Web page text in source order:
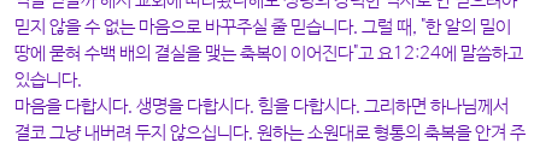
믿지 않을 수 없는 마음으로 바꾸주실 줄 믿습니다. 그럴 때, "한 알의 밀이
땅에 묻혀 수백 배의 결실을 맺는 축복이 이어진다"고 요12:24에 말씀하고
있습니다.
마음을 다합시다. 생명을 다합시다. 힘을 다합시다. 그리하면 하나님께서
결코 그냥 내버려 두지 않으십니다. 원하는 소원대로 형통의 축복을 안겨 주